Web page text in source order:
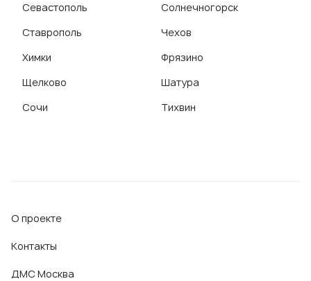
Севастополь
Ставрополь
Химки
Щелково
Сочи
Солнечногорск
Чехов
Фрязино
Шатура
Тихвин
О проекте
Контакты
ДМС Москва